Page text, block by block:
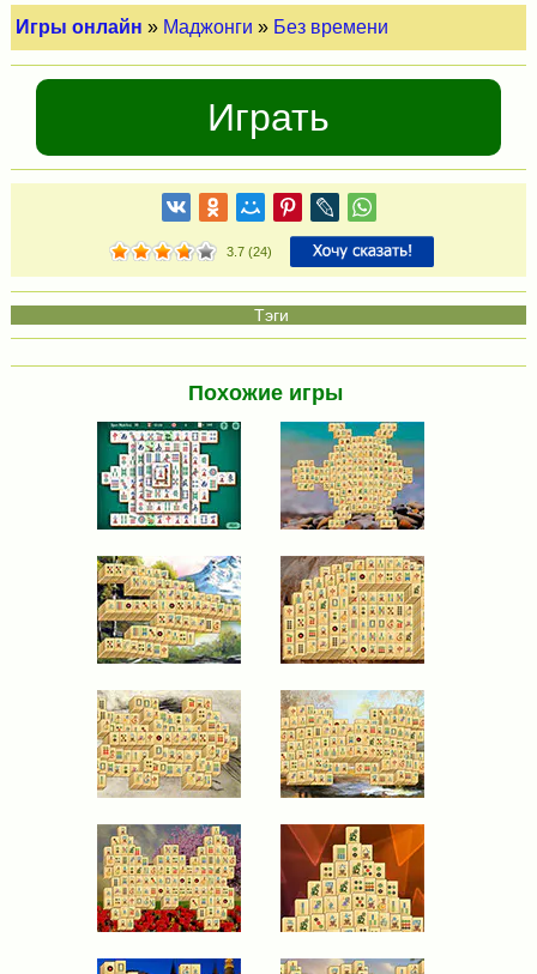
Игры онлайн » Маджонги » Без времени
Играть
3.7(24)
Похожие игры